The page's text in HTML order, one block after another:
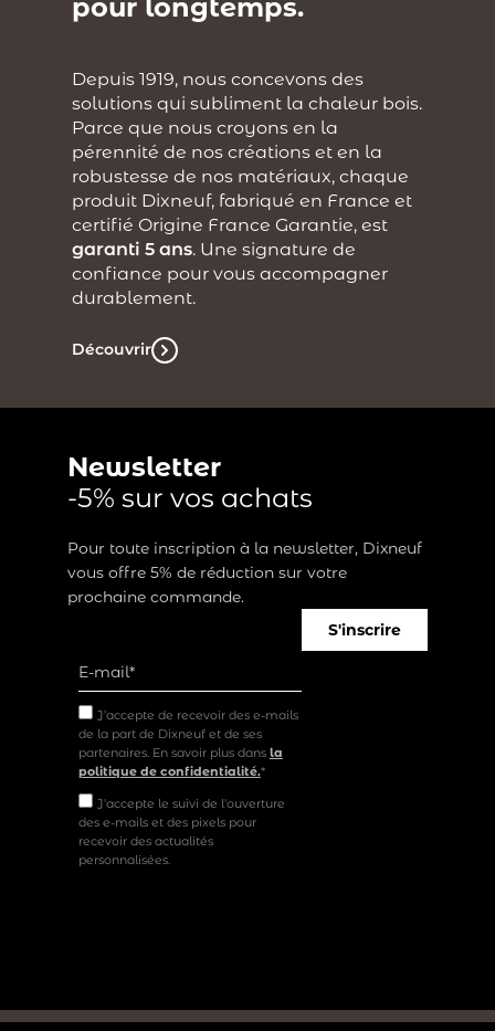
pour longtemps.
Depuis 1919, nous concevons des
solutions qui subliment la chaleur bois.
Parce que nous croyons en la
pérennité de nos créations et en la
robustesse de nos matériaux, chaque
produit Dixneuf, fabriqué en France et
certifié Origine France Garantie, est
garanti 5 ans. Une signature de
confiance pour vous accompagner
durablement.
Découvrir
Newsletter
-5% sur vos achats
Pour toute inscription à la newsletter, Dixneuf
vous offre 5% de réduction sur votre
prochaine commande.
J’accepte de recevoir des e-mails
de la part de Dixneuf et de ses
partenaires. En savoir plus dans la
politique de confidentialité.*
J'accepte le suivi de l'ouverture
des e-mails et des pixels pour
recevoir des actualités
personnalisées.
S'inscrire